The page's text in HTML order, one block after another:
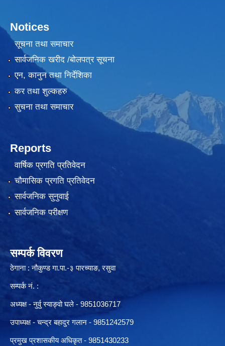
Notices
सूचना तथा समाचार
सार्वजनिक खरीद /बोलपत्र सूचना
एन, कानुन तथा निर्देशिका
कर तथा शुल्कहरु
सुचना तथा समाचार
Reports
वार्षिक प्रगति प्रतिवेदन
चौमासिक प्रगति प्रतिवेदन
सार्वजनिक सुनुवाई
सार्वजनिक परीक्षण
सम्पर्क विवरण
ठेगाना : नौकुण्ड गा.पा.-३ पारच्याङ, रसुवा
सम्पर्क नं. :
अध्यक्ष - नुर्वु स्याङ्वो घले - 9851036717
उपाध्यक्ष - चन्द्र बहादुर गलान - 9851242579
प्रमुख प्रशासकीय अधिकृत - 9851430233